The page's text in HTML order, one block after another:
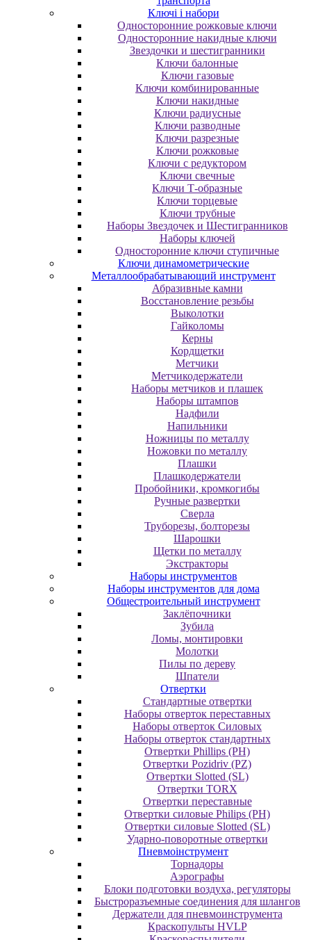
Ключі і набори
Oднocтopoнниe poжкoвыe ключи
Oднocтopoнниe нaкидныe ключи
Звездочки и шестигранники
Ключи балонные
Ключи газовые
Ключи комбинированные
Ключи накидные
Ключи радиусные
Ключи разводные
Ключи разрезные
Ключи рожковые
Ключи с редуктором
Ключи свечные
Ключи Т-образные
Ключи торцевые
Ключи трубные
Наборы Звездочек и Шестигранников
Наборы ключей
Односторонние ключи ступичные
Ключи динамометрические
Металлообрабатывающий инструмент
Абразивные камни
Восстановление резьбы
Выколотки
Гайколомы
Керны
Кордщетки
Метчики
Метчикодержатели
Наборы метчиков и плашек
Наборы штампов
Надфили
Напильники
Ножницы по металлу
Ножовки по металлу
Плашки
Плашкодержатели
Пробойники, кромкогибы
Ручные развертки
Сверла
Труборезы, болторезы
Шарошки
Щетки по металлу
Экcтpaктopы
Наборы инструментов
Наборы инструментов для дома
Общестроительный инструмент
Заклёпочники
Зубила
Ломы, монтировки
Молотки
Пилы по дереву
Шпатели
Отвертки
Cтандартные отвертки
Наборы отверток переставных
Наборы отверток Силовых
Наборы отверток стандартных
Отвертки Phillips (PH)
Отвертки Pozidriv (PZ)
Отвертки Slotted (SL)
Отвертки TORX
Отвертки переставные
Отвертки силовые Philips (PH)
Отвертки силовые Slotted (SL)
Ударно-поворотные отвертки
Пневмоінструмент
Topнaдopы
Аэрографы
Блоки подготовки воздуха, регуляторы
Быстроразъемные соединения для шлангов
Держатели для пневмоинструмента
Краскопульты HVLP